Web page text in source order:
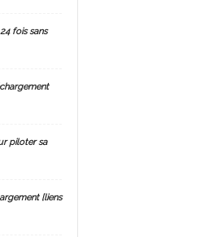
fois sans
piloter sa
[liens